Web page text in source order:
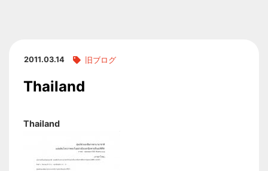
2011.03.14 旧ブログ
Thailand
Thailand